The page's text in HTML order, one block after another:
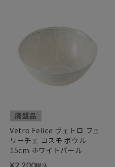
廃盤品
Vetro Felice ヴェトロ フェ
リーチェ コスモ ボウル
15cm ホワイトパール
¥2,200税込